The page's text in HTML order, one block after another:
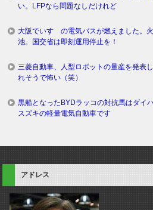
い。LFPなら問題なしだけれど
大阪でいすゞの電気バスが燃えました。
池。国交省は即刻運用停止を！
三菱自動車、人型ロボットの量産を発表
れそうで怖い（笑）
黒船となったBYDラッコの対抗馬はダイ
スズキの軽量電気自動車です
アドレス